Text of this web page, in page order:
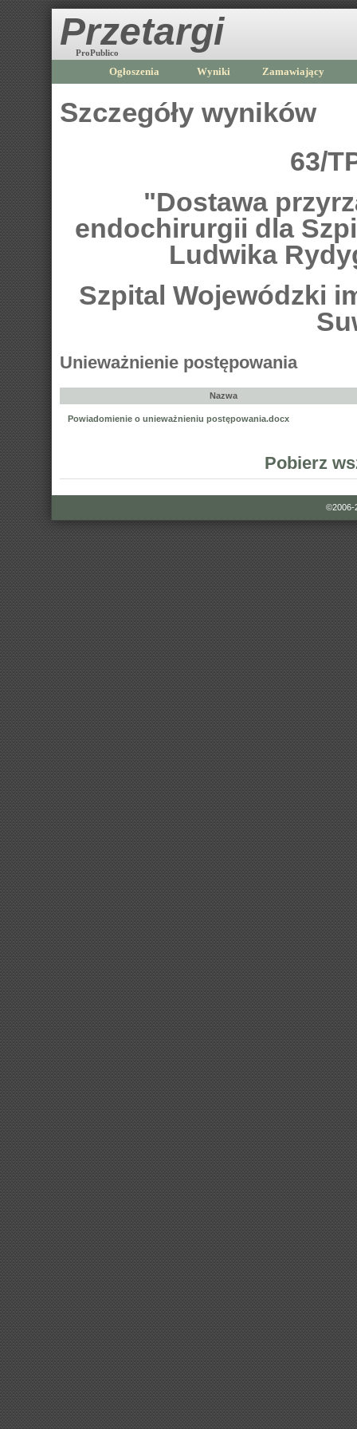
Przetargi
ProPublico
Ogłoszenia Wyniki Zamawiający
Szczegóły wyników
63/
"Dostawa
endochirurgii dla
Ludwika
Szpital Wojewódzki
Unieważnienie postępowania
Nazwa
Powiadomienie o unieważnieniu postępowania.docx
Pobierz
©2006-